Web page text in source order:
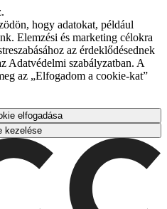
hogy adatokat, például
Elemzési és marketing célokra
az érdeklődésednek
Adatvédelmi szabályzatban. A
az „Elfogadom a cookie-kat”
elfogadása
kezelése